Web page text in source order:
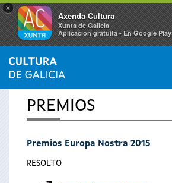
×
Axenda Cultura
Xunta de Galicia
Aplicación gratuíta - En Google Play
Vostede
está
aquí
INICIO
PREMIOS
Premios Europa Nostra 2015
RESOLTO